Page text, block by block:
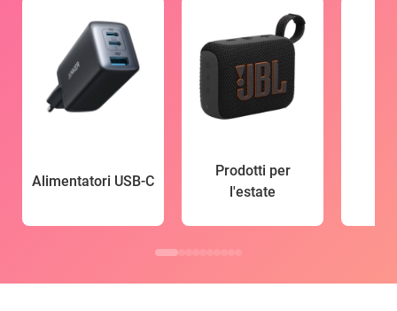
Alimentatori USB-C
Prodotti per
l'estate